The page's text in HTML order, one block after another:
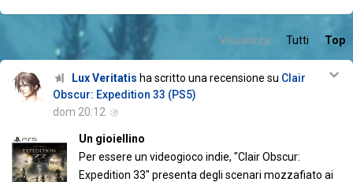
Visualizza Tutti Top
Lux Veritatis ha scritto una recensione su Clair
Obscur: Expedition 33 (PS5)
dom 20:12
Un gioiellino
Per essere un videogioco indie, "Clair Obscur:
Expedition 33" presenta degli scenari mozzafiato ai